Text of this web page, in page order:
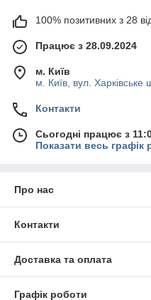
100% позитивних з 28
Працює з 28.09.2024
м. Київ
м. Київ, вул. Харківське
Контакти
Сьогодні працює з
Показати весь графік
Про нас
Контакти
Доставка та оплата
Графік роботи